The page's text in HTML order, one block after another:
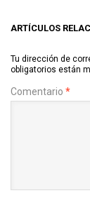
ARTÍCULOS
Tu dirección de
obligatorios están
Comentario *